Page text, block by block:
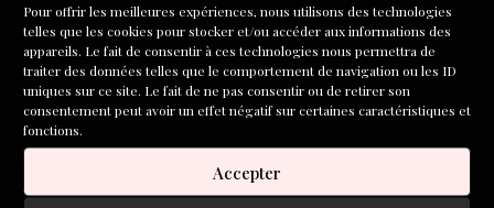
Pour offrir les meilleures expériences, nous utilisons des technologies
telles que les cookies pour stocker et/ou accéder aux informations des
appareils. Le fait de consentir à ces technologies nous permettra de
traiter des données telles que le comportement de navigation ou les ID
uniques sur ce site. Le fait de ne pas consentir ou de retirer son
consentement peut avoir un effet négatif sur certaines caractéristiques et
fonctions.
Accepter